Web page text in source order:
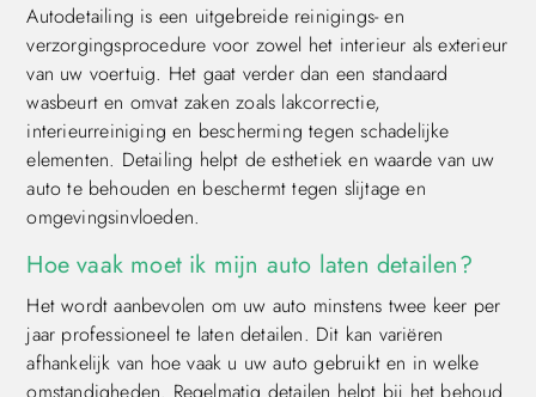
Autodetailing is een uitgebreide reinigings- en
verzorgingsprocedure voor zowel het interieur als exterieur
van uw voertuig. Het gaat verder dan een standaard
wasbeurt en omvat zaken zoals lakcorrectie,
interieurreiniging en bescherming tegen schadelijke
elementen. Detailing helpt de esthetiek en waarde van uw
auto te behouden en beschermt tegen slijtage en
omgevingsinvloeden.
Hoe vaak moet ik mijn auto laten detailen?
Het wordt aanbevolen om uw auto minstens twee keer per
jaar professioneel te laten detailen. Dit kan variëren
afhankelijk van hoe vaak u uw auto gebruikt en in welke
omstandigheden. Regelmatig detailen helpt bij het behoud